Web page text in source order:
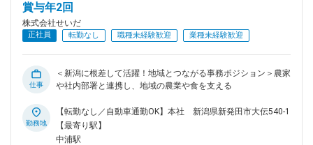
転職の「モヤモヤ」、一人で悩まず
気軽に相談してみませんか？
dodaの使い方は？
賞与年2回
株式会社せいだ
正社員 転勤なし 職種未経験歓迎 業種未経験歓迎
仕事
＜新潟に根差して活躍！地域とつながる事務ポジション＞農家
や社内部署と連携し、地域の農業や食を支える
勤務地
【転勤なし／自動車通勤OK】本社 新潟県新発田市大伝540-1
【最寄り駅】
中浦駅